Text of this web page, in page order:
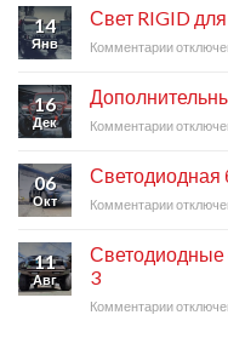
фары
для
Land
200
14
Янв
Свет RIGID
Комментариик
RIGID
для
Jimny
16
Дек Комментариик
свет
RIGID
Jeep
Wrangler
06
Окт
Светодиодная
Комментариик
балка
Land
11
Авг
3
Комментариик